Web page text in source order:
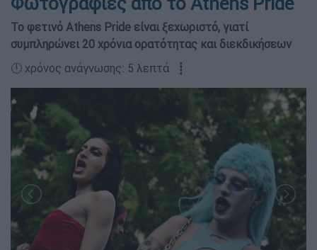
Το φετινό Athens Pride είναι ξεχωριστό, γιατί
συμπληρώνει 20 χρόνια ορατότητας και διεκδικήσεων
🕛 χρόνος ανάγνωσης: 5 λεπτά ┋